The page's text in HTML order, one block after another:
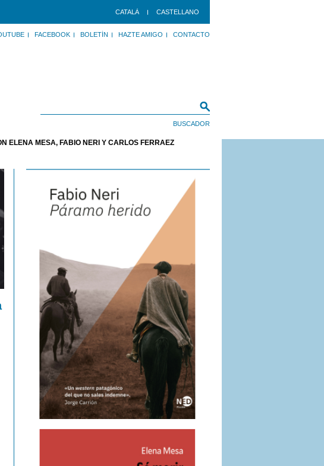
CATALÀ CASTELLANO
FACEBOOK BOLETÍN HAZTE AMIGO CONTACTO
ELENA MESA, FABIO NERI Y CARLOS FERRÁEZ